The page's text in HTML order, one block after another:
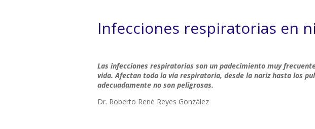
Infecciones respiratorias en
Las infecciones respiratorias son un padecimiento muy
vida. Afectan toda la vía respiratoria, desde la nariz hasta los
adecuadamente no son peligrosas.
Dr. Roberto René Reyes González